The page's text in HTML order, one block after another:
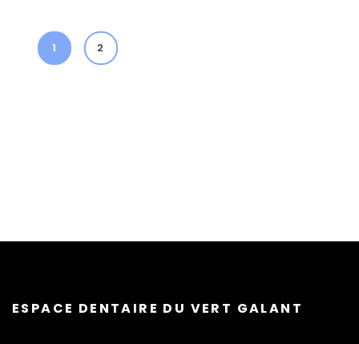
1 2
ESPACE DENTAIRE DU VERT GALANT